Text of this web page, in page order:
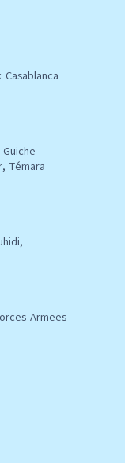
Témara
Armees